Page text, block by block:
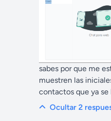
sabes por que me
muestren las
contactos que ya se
Ocultar 2